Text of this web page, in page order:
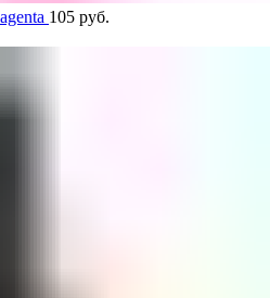
105 руб.